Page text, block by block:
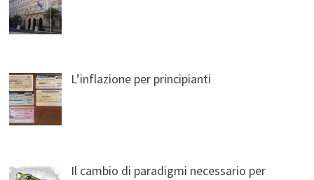
L’inflazione per principianti
Il cambio di paradigmi necessario per